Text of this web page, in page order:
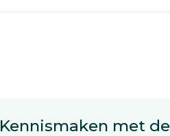
Kennismaken met